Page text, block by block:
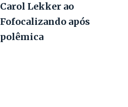
Carol Lekker ao
Fofocalizando após
polêmica